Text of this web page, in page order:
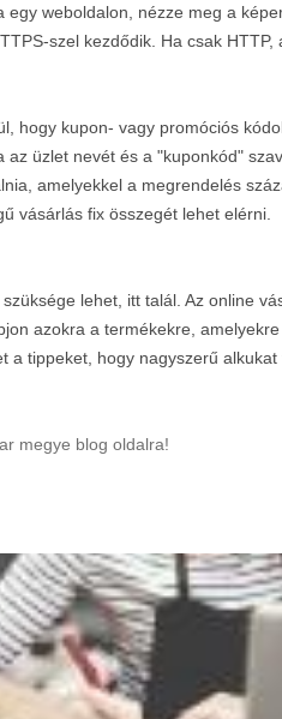
weboldalon, nézze meg a
szel kezdődik. Ha csak HTTP,
hogy kupon- vagy promóciós
üzlet nevét és a "kuponkód"
amelyekkel a megrendelés
vásárlás fix összegét lehet elérni.
lehet, itt talál. Az online
azokra a termékekre,
a tippeket, hogy nagyszerű alkukat
megye blog oldalra!